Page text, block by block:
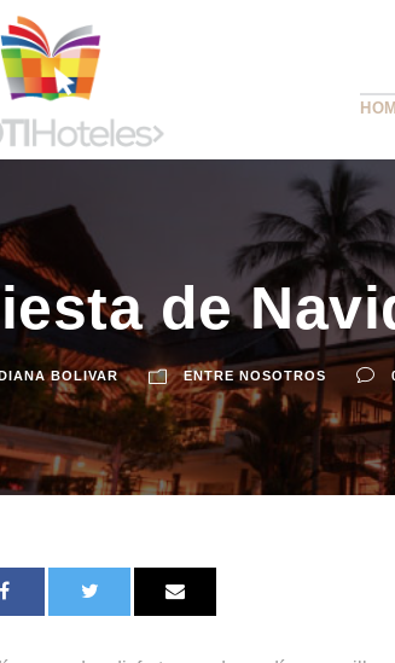
de
BOLIVAR ENTRE NOSOTROS